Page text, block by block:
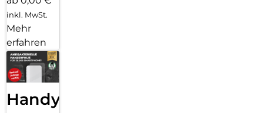
inkl. MwSt.
Mehr
erfahren
Handy